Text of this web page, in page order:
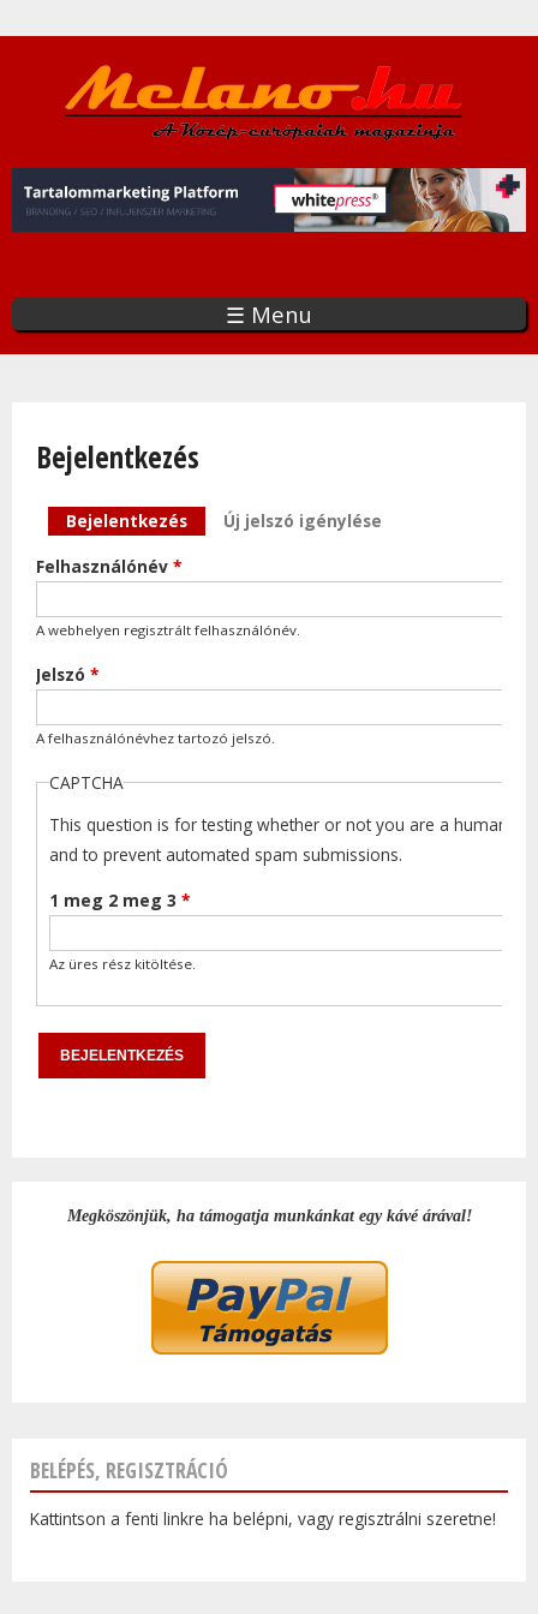
a
tartalomra
☰ Menu
Bejelentkezés
Elsődleges fülek
Bejelentkezés (aktív fül)
Új jelszó igénylése
Felhasználónév *
A webhelyen regisztrált felhasználónév.
Jelszó *
A felhasználónévhez tartozó jelszó.
CAPTCHA
This question is for testing whether or not you are a human
and to prevent automated spam submissions.
1 meg 2 meg 3 *
Az üres rész kitöltése.
Megköszönjük, ha támogatja munkánkat egy kávé árával!
BELÉPÉS, REGISZTRÁCIÓ
Kattintson a fenti linkre ha belépni, vagy regisztrálni szeretne!